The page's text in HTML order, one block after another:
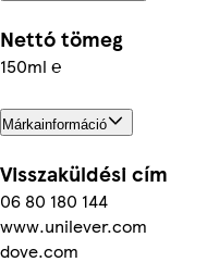
Nettó tömeg
150ml ℮
Márkainformáció
Visszaküldési cím
06 80 180 144
www.unilever.com
dove.com